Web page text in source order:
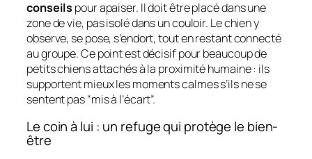
conseils pour apaiser. Il doit être placé dans une
zone de vie, pas isolé dans un couloir. Le chien y
observe, se pose, s’endort, tout en restant connecté
au groupe. Ce point est décisif pour beaucoup de
petits chiens attachés à la proximité humaine : ils
supportent mieux les moments calmes s’ils ne se
sentent pas “mis à l’écart”.
Le coin à lui : un refuge qui protège le bien-
être